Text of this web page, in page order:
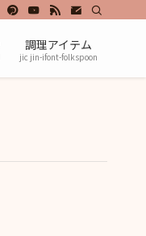
調理アイテム
jic jin-ifont-folkspoon